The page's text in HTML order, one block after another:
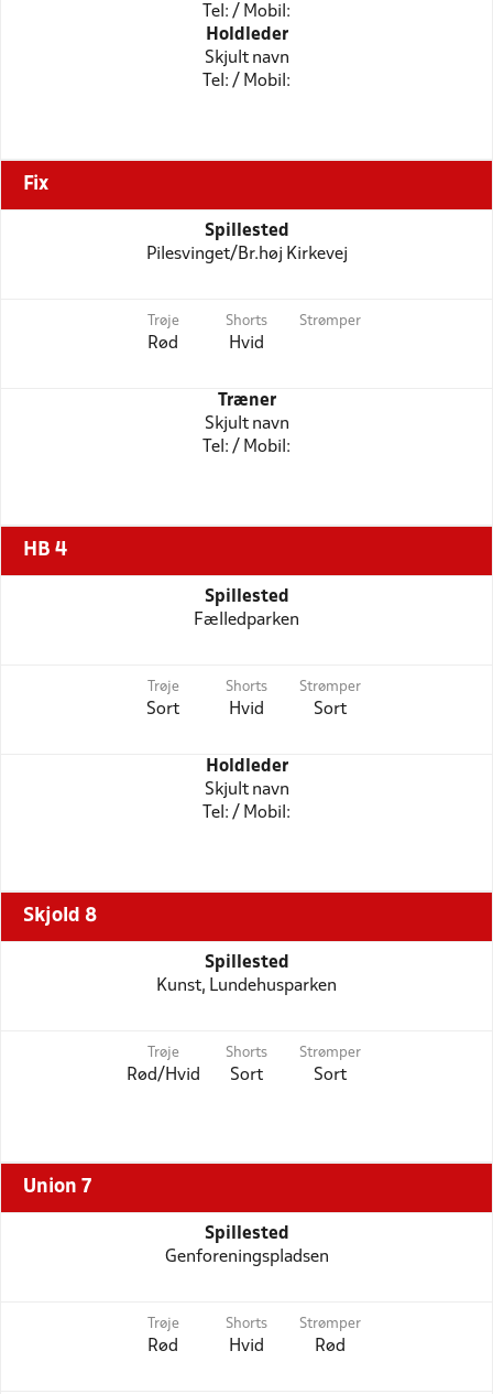
Tel: / Mobil:
Holdleder
Skjult navn
Tel: / Mobil:
Fix
Spillested
Pilesvinget/Br.høj Kirkevej
Trøje
Rød
Shorts
Hvid
Strømper
Træner
Skjult navn
Tel: / Mobil:
HB 4
Spillested
Fælledparken
Trøje
Sort
Shorts
Hvid
Strømper
Sort
Holdleder
Skjult navn
Tel: / Mobil:
Skjold 8
Spillested
Kunst, Lundehusparken
Trøje
Rød/Hvid
Shorts
Sort
Strømper
Sort
Union 7
Spillested
Genforeningspladsen
Trøje
Rød
Shorts
Hvid
Strømper
Rød